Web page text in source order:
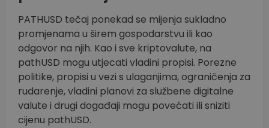
PATHUSD tečaj ponekad se mijenja sukladno
promjenama u širem gospodarstvu ili kao
odgovor na njih. Kao i sve kriptovalute, na
pathUSD mogu utjecati vladini propisi. Porezne
politike, propisi u vezi s ulaganjima, ograničenja za
rudarenje, vladini planovi za službene digitalne
valute i drugi događaji mogu povećati ili sniziti
cijenu pathUSD.